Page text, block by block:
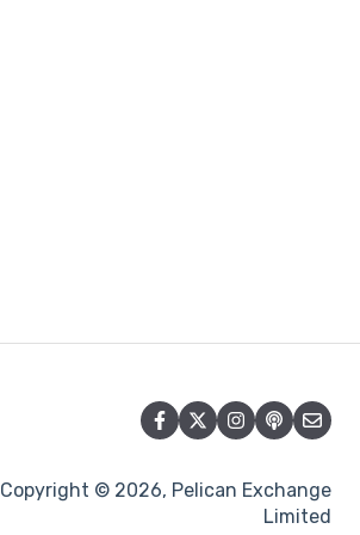
Copyright © 2026, Pelican Exchange
Limited